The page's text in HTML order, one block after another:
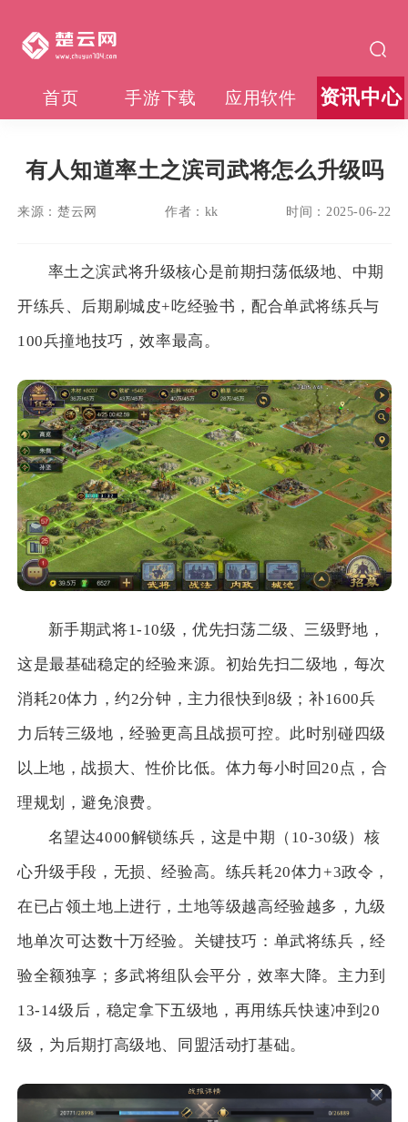
首页 手游下载 应用软件 资讯中心
有人知道率土之滨司武将怎么升级吗
来源： 楚云网 作者： kk 时间： 2025-06-22
率土之滨武将升级核心是前期扫荡低级地、中期
开练兵、后期刷城皮+吃经验书，配合单武将练兵与
100兵撞地技巧，效率最高。
新手期武将1-10级，优先扫荡二级、三级野地，
这是最基础稳定的经验来源。初始先扫二级地，每次
消耗20体力，约2分钟，主力很快到8级；补1600兵
力后转三级地，经验更高且战损可控。此时别碰四级
以上地，战损大、性价比低。体力每小时回20点，合
理规划，避免浪费。
名望达4000解锁练兵，这是中期（10-30级）核
心升级手段，无损、经验高。练兵耗20体力+3政令，
在已占领土地上进行，土地等级越高经验越多，九级
地单次可达数十万经验。关键技巧：单武将练兵，经
验全额独享；多武将组队会平分，效率大降。主力到
13-14级后，稳定拿下五级地，再用练兵快速冲到20
级，为后期打高级地、同盟活动打基础。